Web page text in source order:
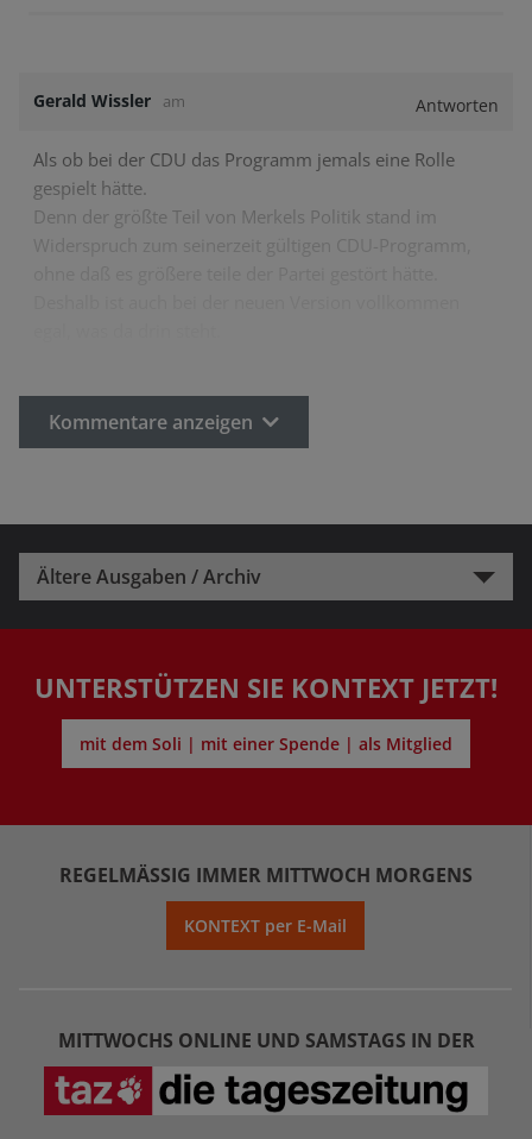
Gerald Wissler am Antworten
Als ob bei der CDU das Programm jemals eine Rolle
gespielt hätte.
Denn der größte Teil von Merkels Politik stand im
Kommentare anzeigen
Ältere Ausgaben / Archiv
UNTERSTÜTZEN SIE KONTEXT JETZT!
mit dem Soli | mit einer Spende | als Mitglied
REGELMÄSSIG IMMER MITTWOCH MORGENS
KONTEXT per E-Mail
MITTWOCHS ONLINE UND SAMSTAGS IN DER